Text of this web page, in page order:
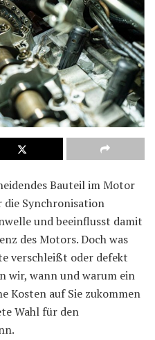
Bauteil im Motor
die Synchronisation
und beeinflusst damit
des Motors. Doch was
verschleißt oder defekt
wir, wann und warum ein
Kosten auf Sie zukommen
Wahl für den